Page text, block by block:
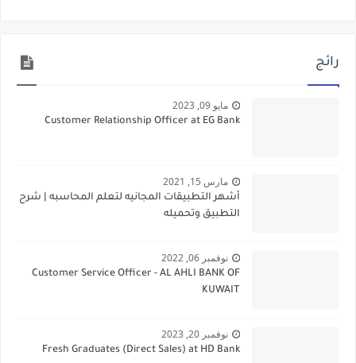
رائج
مايو 09, 2023
Customer Relationship Officer at EG Bank
مارس 15, 2021
أشهر التطبيقات المجانيه لتعلم المحاسبه | شرح
التطبيق وتحميله
نوفمبر 06, 2022
Customer Service Officer - AL AHLI BANK OF
KUWAIT
نوفمبر 20, 2023
Fresh Graduates (Direct Sales) at HD Bank